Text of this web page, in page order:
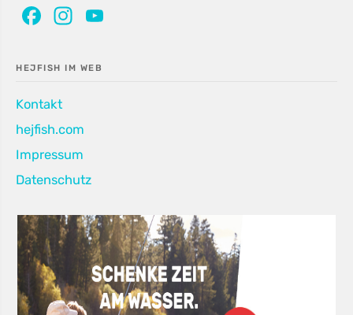
Facebook
Instagram
HEJFISH IM WEB
Kontakt
hejfish.com
Impressum
Datenschutz